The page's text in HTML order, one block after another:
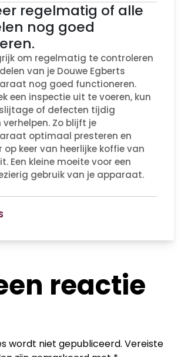
regelmatig of alle
nog goed
om regelmatig te controleren
van je Douwe Egberts
nog goed functioneren.
een inspectie uit te voeren, kun
of defecten tijdig
verhelpen. Zo blijft je
optimaal presteren en
op keer van heerlijke koffie van
Een kleine moeite voor een
gebruik van je apparaat.
reactie
wordt niet gepubliceerd. Vereiste